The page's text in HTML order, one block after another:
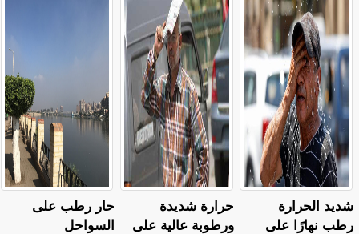
حار رطب على
السواحل
حرارة شديدة
ورطوبة عالية على
​شديد الحرارة
رطب نهارًا على